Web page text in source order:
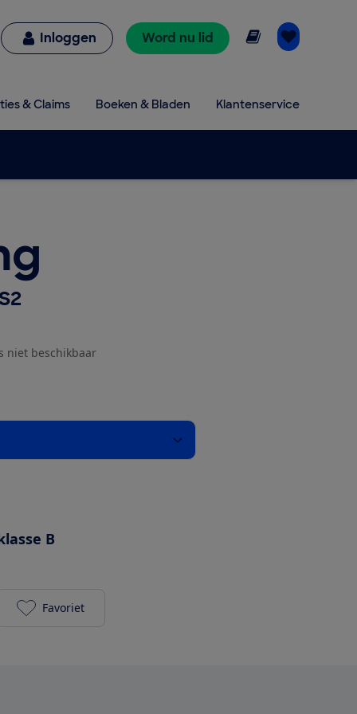
Inloggen Word nu lid Online lezen
& Claims Boeken & Bladen Klantenservice
niet beschikbaar
B
Samsung WW80T734ABH/S2 toevoegen aan je
Favoriet